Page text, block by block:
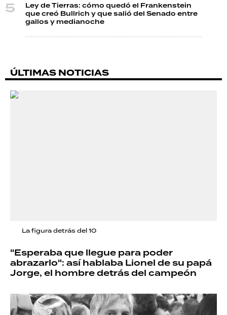
Ley de Tierras: cómo quedó el Frankenstein
que creó Bullrich y que salió del Senado entre
gallos y medianoche
ÚLTIMAS NOTICIAS
La figura detrás del 10
"Esperaba que llegue para poder
abrazarlo": así hablaba Lionel de su papá
Jorge, el hombre detrás del campeón